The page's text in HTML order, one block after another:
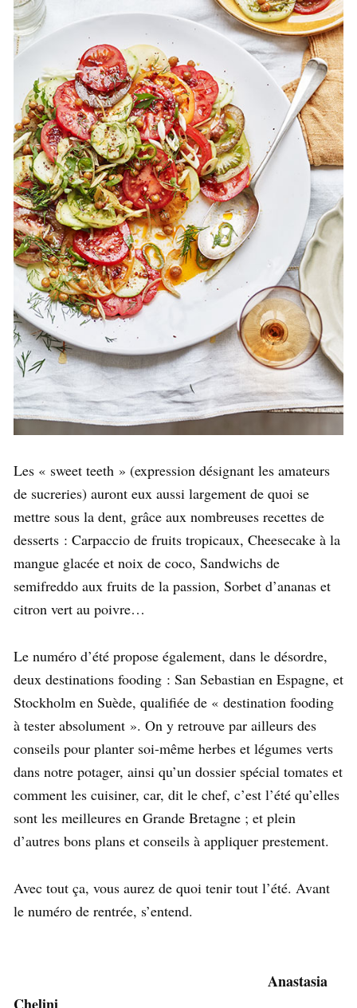
Les « sweet teeth » (expression désignant les amateurs
de sucreries) auront eux aussi largement de quoi se
mettre sous la dent, grâce aux nombreuses recettes de
desserts : Carpaccio de fruits tropicaux, Cheesecake à la
mangue glacée et noix de coco, Sandwichs de
semifreddo aux fruits de la passion, Sorbet d’ananas et
citron vert au poivre…
Le numéro d’été propose également, dans le désordre,
deux destinations fooding : San Sebastian en Espagne, et
Stockholm en Suède, qualifiée de « destination fooding
à tester absolument ». On y retrouve par ailleurs des
conseils pour planter soi-même herbes et légumes verts
dans notre potager, ainsi qu’un dossier spécial tomates et
comment les cuisiner, car, dit le chef, c’est l’été qu’elles
sont les meilleures en Grande Bretagne ; et plein
d’autres bons plans et conseils à appliquer prestement.
Avec tout ça, vous aurez de quoi tenir tout l’été. Avant
le numéro de rentrée, s’entend.
Anastasia